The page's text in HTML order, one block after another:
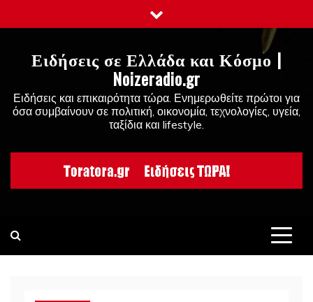
to
Ειδήσεις σε Ελλάδα και Κόσμο |
Noizeradio.gr
Ειδήσεις και επικαιρότητα τώρα. Ενημερωθείτε πρώτοι για
όσα συμβαίνουν σε πολιτική, οικονομία, τεχνολογίες, υγεία,
ταξίδια και lifestyle.